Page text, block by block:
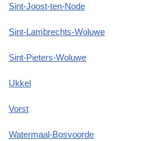
Sint-Joost-ten-Node
Sint-Lambrechts-Woluwe
Sint-Pieters-Woluwe
Ukkel
Vorst
Watermaal-Bosvoorde